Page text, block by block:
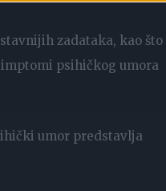
zadataka, kao što
psihičkog umora
umor predstavlja